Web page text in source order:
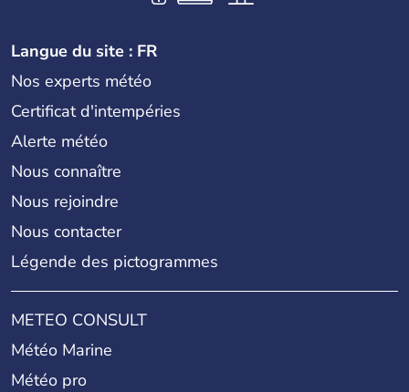
Langue du site : FR
Nos experts météo
Certificat d'intempéries
Alerte météo
Nous connaître
Nous rejoindre
Nous contacter
Légende des pictogrammes
METEO CONSULT
Météo Marine
Météo pro